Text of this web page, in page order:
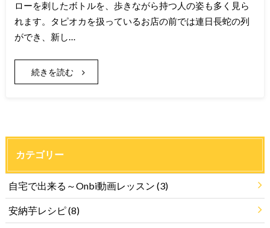
ローを刺したボトルを、歩きながら持つ人の姿も多く見ら
れます。タピオカを扱っているお店の前では連日長蛇の列
ができ、新し…
続きを読む
カテゴリー
自宅で出来る～Onbi動画レッスン (3)
安納芋レシピ(8)